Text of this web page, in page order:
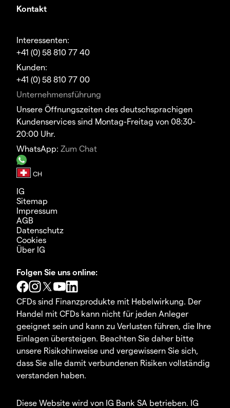
Kontakt
Interessenten:
+41 (0) 58 810 77 40
Kunden:
+41 (0) 58 810 77 00
Unternehmensführung
Unsere Öffnungszeiten des deutschsprachigen
Kundenservices sind Montag-Freitag von 08:30-
20:00 Uhr.
WhatsApp: Zum Chat
IG
Sitemap
Impressum
AGB
Datenschutz
Cookies
Über IG
Folgen Sie uns online:
CFDs sind Finanzprodukte mit Hebelwirkung. Der
Handel mit CFDs kann nicht für jeden Anleger
geeignet sein und kann zu Verlusten führen, die Ihre
Einlagen übersteigen. Beachten Sie daher bitte
unsere Risikohinweise und vergewissern Sie sich,
dass Sie alle damit verbundenen Risiken vollständig
verstanden haben.
Diese Website wird von IG Bank SA betrieben. IG